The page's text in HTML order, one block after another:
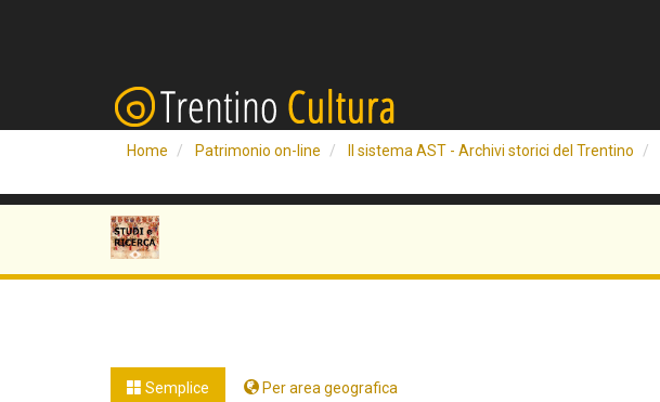
Home Patrimonio on-line Il sistema AST - Archivi storici del Trentino
Semplice Per area geografica